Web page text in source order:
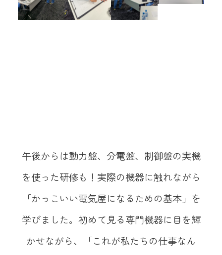
午後からは動力盤、分電盤、制御盤の実機
を使った研修も！実際の機器に触れながら
「かっこいい電気屋になるための基本」を
学びました。初めて見る専門機器に目を輝
かせながら、「これが私たちの仕事なん